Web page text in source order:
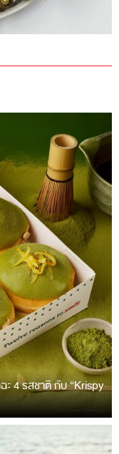
4 รสชาติ กับ “Krispy